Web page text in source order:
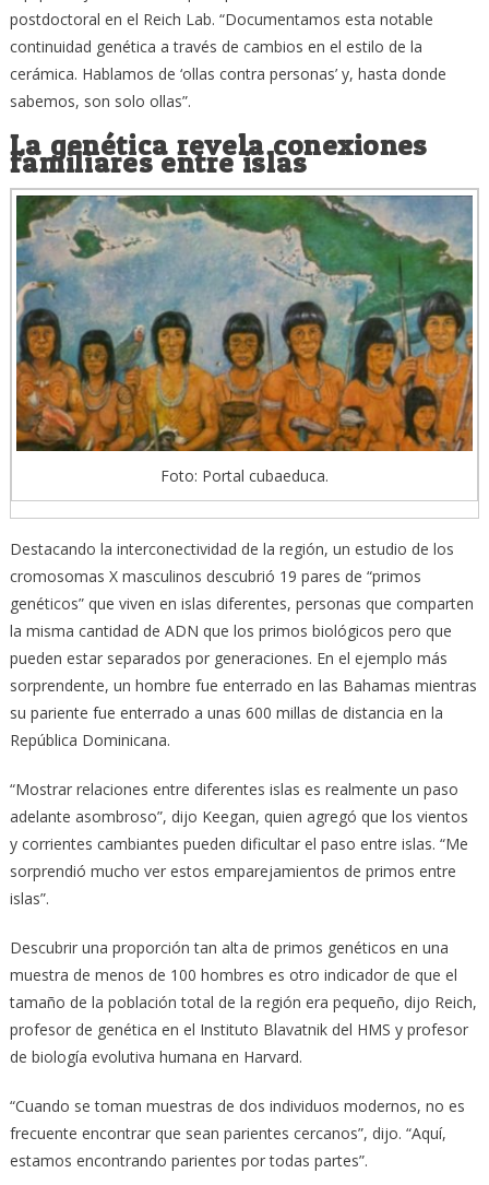
postdoctoral en el Reich Lab. “Documentamos esta notable
continuidad genética a través de cambios en el estilo de la
cerámica. Hablamos de ‘ollas contra personas’ y, hasta donde
sabemos, son solo ollas”.
La genética revela conexiones
familiares entre islas
Foto: Portal cubaeduca.
Destacando la interconectividad de la región, un estudio de los
cromosomas X masculinos descubrió 19 pares de “primos
genéticos” que viven en islas diferentes, personas que comparten
la misma cantidad de ADN que los primos biológicos pero que
pueden estar separados por generaciones. En el ejemplo más
sorprendente, un hombre fue enterrado en las Bahamas mientras
su pariente fue enterrado a unas 600 millas de distancia en la
República Dominicana.
“Mostrar relaciones entre diferentes islas es realmente un paso
adelante asombroso”, dijo Keegan, quien agregó que los vientos
y corrientes cambiantes pueden dificultar el paso entre islas. “Me
sorprendió mucho ver estos emparejamientos de primos entre
islas”.
Descubrir una proporción tan alta de primos genéticos en una
muestra de menos de 100 hombres es otro indicador de que el
tamaño de la población total de la región era pequeño, dijo Reich,
profesor de genética en el Instituto Blavatnik del HMS y profesor
de biología evolutiva humana en Harvard.
“Cuando se toman muestras de dos individuos modernos, no es
frecuente encontrar que sean parientes cercanos”, dijo. “Aquí,
estamos encontrando parientes por todas partes”.